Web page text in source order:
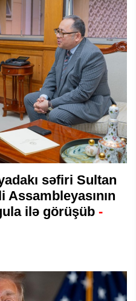
səfiri Sultan
Assambleyasının
ilə görüşüb -